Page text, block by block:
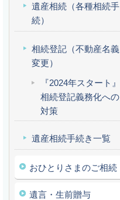
遺産相続（各種相続手
続）
相続登記（不動産名義
変更）
『2024年スタート』
相続登記義務化への
対策
遺産相続手続き一覧
おひとりさまのご相続
遺言・生前贈与